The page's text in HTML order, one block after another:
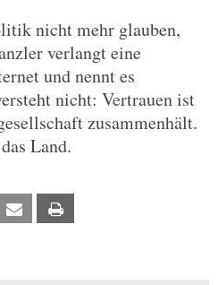
nicht mehr glauben,
verlangt eine
und nennt es
nicht: Vertrauen ist
zusammenhält.
Land.
Email